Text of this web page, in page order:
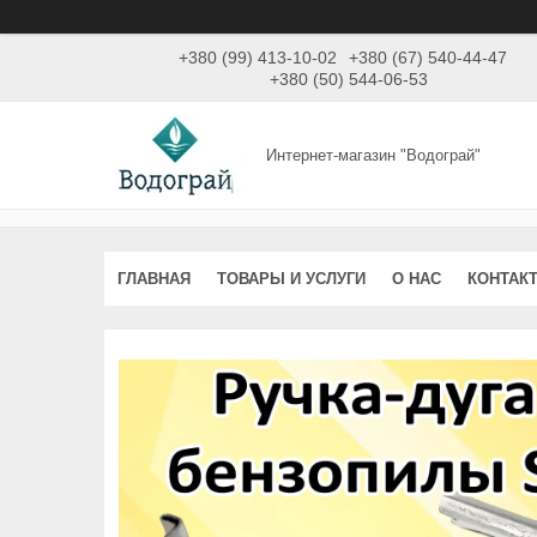
+380 (99) 413-10-02
+380 (67) 540-44-47
+380 (50) 544-06-53
Интернет-магазин "Водограй"
ГЛАВНАЯ ТОВАРЫ И УСЛУГИ О НАС